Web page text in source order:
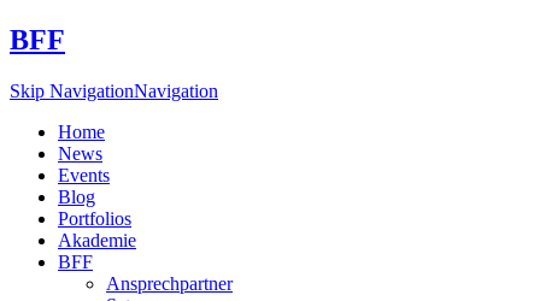
BFF
Skip NavigationNavigation
Home
News
Events
Blog
Portfolios
Akademie
BFF
Ansprechpartner